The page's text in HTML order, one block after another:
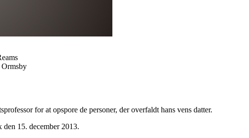
for at opspore de personer, der overfaldt hans vens datter.
15. december 2013.